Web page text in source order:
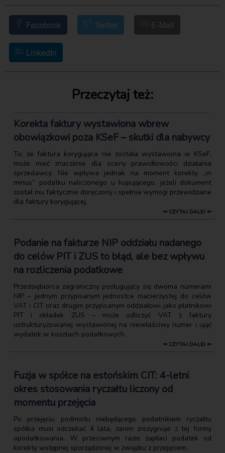
Facebook Twitter E-Mail
LinkedIn
Przeczytaj też:
Korekta faktury wystawiona wbrew
obowiązkowi poza KSeF – skutki dla nabywcy
To, że faktura korygująca nie została wystawiona w KSeF,
może mieć znaczenie dla oceny prawidłowości działania
sprzedawcy. Nie wpływa jednak na moment korekty „in
minus” podatku naliczonego u kupującego, jeżeli dokument
został mu faktycznie doręczony i spełnia wymogi przewidziane
dla faktury korygującej.
⇒ CZYTAJ DALEJ ⇐
Podanie na fakturze NIP oddziału nadanego
do celów PIT i ZUS to błąd, ale bez wpływu
na rozliczenia podatkowe
Przedsiębiorca zagraniczny posługujący się dwoma numerami
NIP – jednym przypisanym jednostce macierzystej do celów
VAT i CIT oraz drugim przypisanym oddziałowi jako płatnikowi
PIT i składek ZUS – może odliczyć VAT z faktury
ustrukturyzowanej wystawionej na niewłaściwy numer i ująć
wydatek w kosztach podatkowych.
⇒ CZYTAJ DALEJ ⇐
Fuzja w spółce na estońskim CIT: 4-letni
okres stosowania ryczałtu liczony od
momentu przejęcia
Po przejęciu podmiotu niebędącego podatnikiem ryczałtu
spółka musi odczekać 4 lata, zanim zrezygnuje z tej formy
opodatkowania. W przeciwnym razie zapłaci podatek od
korekty wstępnej sporządzonej w związku z przejęciem.